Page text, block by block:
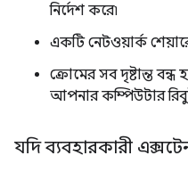
নির্দেশ করে৷
একটি নেটওয়ার্ক
ক্রোমের সব দৃষ্টান্ত বন্ধ
আপনার কম্পিউটার
যদি ব্যবহারকারী